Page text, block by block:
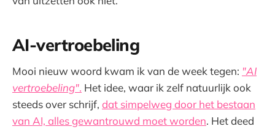
AI-vertroebeling
Mooi nieuw woord kwam ik van de week tegen: "AI
vertroebeling". Het idee, waar ik zelf natuurlijk ook
steeds over schrijf, dat simpelweg door het bestaan
van AI, alles gewantrouwd moet worden. Het deed